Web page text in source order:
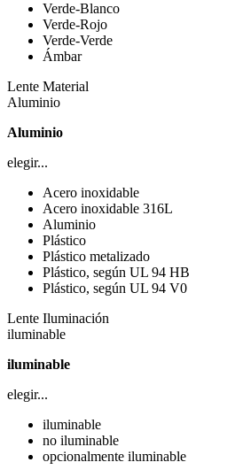
Verde-Blanco
Verde-Rojo
Verde-Verde
Ámbar
Lente Material
Aluminio
Aluminio
elegir...
Acero inoxidable
Acero inoxidable 316L
Aluminio
Plástico
Plástico metalizado
Plástico, según UL 94 HB
Plástico, según UL 94 V0
Lente Iluminación
iluminable
iluminable
elegir...
iluminable
no iluminable
opcionalmente iluminable